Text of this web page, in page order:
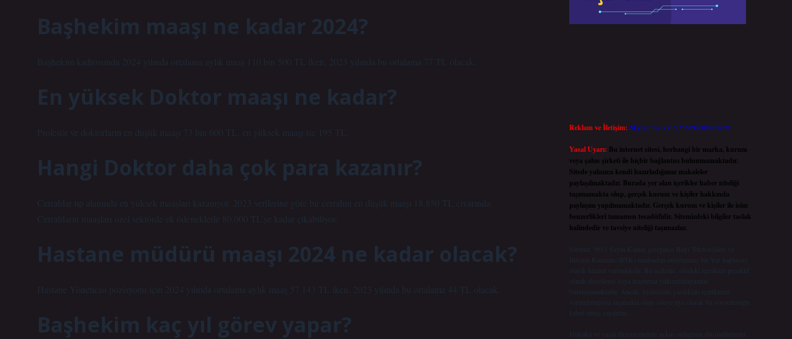
Başhekim maaşı ne kadar 2024?
Başhekim kadrosunda 2024 yılında ortalama aylık maaş 110 bin 500 TL iken, 2023 yılında bu ortalama 77 TL olacak.
En yüksek Doktor maaşı ne kadar?
Profesör ve doktorların en düşük maaşı 73 bin 600 TL, en yüksek maaşı ise 195 TL.
Hangi Doktor daha çok para kazanır?
Cerrahlar tıp alanında en yüksek maaşları kazanıyor. 2023 verilerine göre bir cerrahın en düşük maaşı 18.850 TL civarında.
Cerrahların maaşları özel sektörde ek ödeneklerle 80.000 TL’ye kadar çıkabiliyor.
Hastane müdürü maaşı 2024 ne kadar olacak?
Hastane Yöneticisi pozisyonu için 2024 yılında ortalama aylık maaş 57.143 TL iken, 2023 yılında bu ortalama 44 TL olacak.
Başhekim kaç yıl görev yapar?
Reklam ve İletişim: Skype: live:.cid.575569c608265c69
Yasal Uyarı: Bu internet sitesi, herhangi bir marka, kurum
veya şahıs şirketi ile hiçbir bağlantısı bulunmamaktadır.
Sitede yalnızca kendi hazırladığımız makaleler
paylaşılmaktadır. Burada yer alan içerikler haber niteliği
taşımamakta olup, gerçek kurum ve kişiler hakkında
paylaşım yapılmamaktadır. Gerçek kurum ve kişiler ile isim
benzerlikleri tamamen tesadüfidir. Sitemizdeki bilgiler taslak
halindedir ve tavsiye niteliği taşımazlar.
Sitemiz, 5651 Sayılı Kanun gereğince Bilgi Teknolojileri ve
İletişim Kurumu (BTK) tarafından onaylanmış bir Yer Sağlayıcı
olarak hizmet vermektedir. Bu nedenle, sitedeki içerikleri proaktif
olarak denetleme veya araştırma yükümlülüğümüz
bulunmamaktadır. Ancak, üyelerimiz yazdıkları içeriklerin
sorumluluğunu taşımakta olup, siteye üye olarak bu sorumluluğu
kabul etmiş sayılırlar.
Hukuka ve yasal düzenlemelere aykırı olduğunu düşündüğünüz